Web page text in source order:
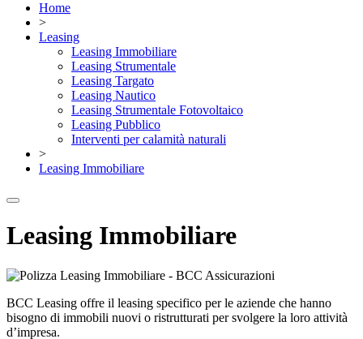
Home
>
Leasing
Leasing Immobiliare
Leasing Strumentale
Leasing Targato
Leasing Nautico
Leasing Strumentale Fotovoltaico
Leasing Pubblico
Interventi per calamità naturali
>
Leasing Immobiliare
Leasing Immobiliare
BCC Leasing offre il leasing specifico per le aziende che hanno
bisogno di immobili nuovi o ristrutturati per svolgere la loro attività
d’impresa.